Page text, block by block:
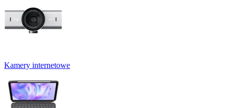
Kamery internetowe